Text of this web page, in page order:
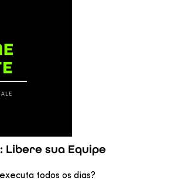
sua Equipe
todos os dias?